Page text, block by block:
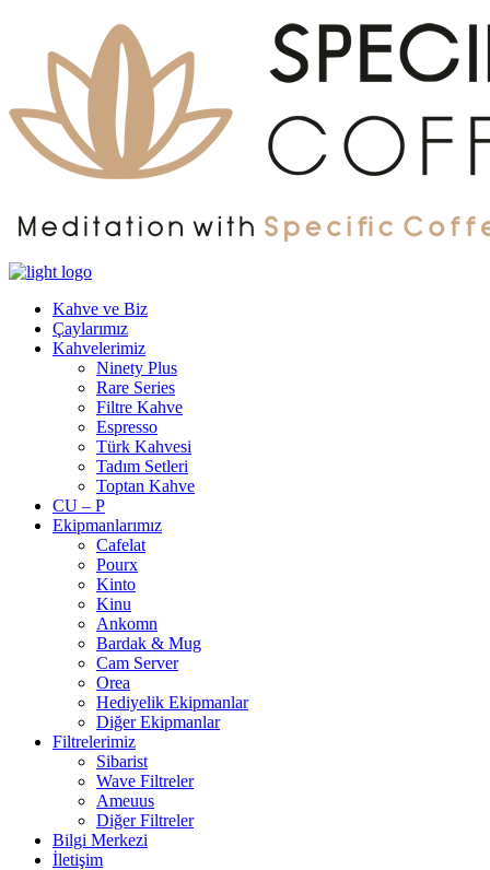
Kahve ve Biz
Çaylarımız
Kahvelerimiz
Ninety Plus
Rare Series
Filtre Kahve
Espresso
Türk Kahvesi
Tadım Setleri
Toptan Kahve
CU – P
Ekipmanlarımız
Cafelat
Pourx
Kinto
Kinu
Ankomn
Bardak & Mug
Cam Server
Orea
Hediyelik Ekipmanlar
Diğer Ekipmanlar
Filtrelerimiz
Sibarist
Wave Filtreler
Ameuus
Diğer Filtreler
Bilgi Merkezi
İletişim